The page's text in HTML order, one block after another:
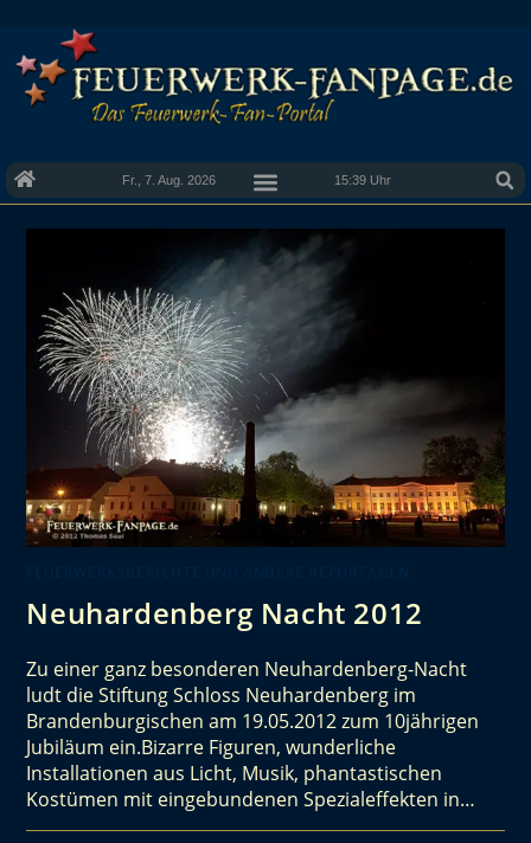
Fr., 7. Aug. 2026 15:39 Uhr
Neuhardenberg Nacht 2012
Zu einer ganz besonderen Neuhardenberg-Nacht
ludt die Stiftung Schloss Neuhardenberg im
Brandenburgischen am 19.05.2012 zum 10jährigen
Jubiläum ein.Bizarre Figuren, wunderliche
Installationen aus Licht, Musik, phantastischen
Kostümen mit eingebundenen Spezialeffekten in…